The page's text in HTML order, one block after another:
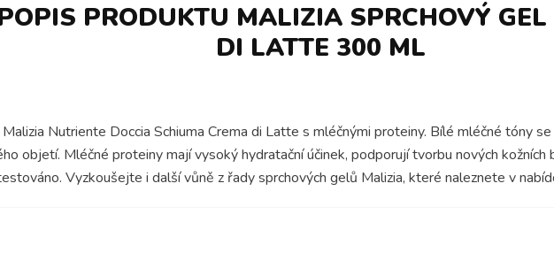
PRODUKTU MALIZIA SPRCHOVÝ GEL
DI LATTE 300 ML
Nutriente Doccia Schiuma Crema di Latte s mléčnými proteiny. Bílé mléčné tóny
objetí. Mléčné proteiny mají vysoký hydratační účinek, podporují tvorbu nových kožních
Vyzkoušejte i další vůně z řady sprchových gelů Malizia, které naleznete v